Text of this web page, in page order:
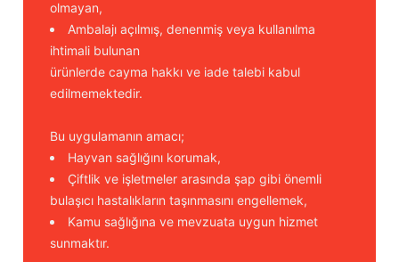
olmayan,
Ambalajı açılmış, denenmiş veya kullanılma
ihtimali bulunan
ürünlerde cayma hakkı ve iade talebi kabul
edilmemektedir.
Bu uygulamanın amacı;
Hayvan sağlığını korumak,
Çiftlik ve işletmeler arasında şap gibi önemli
bulaşıcı hastalıkların taşınmasını engellemek,
Kamu sağlığına ve mevzuata uygun hizmet
sunmaktır.